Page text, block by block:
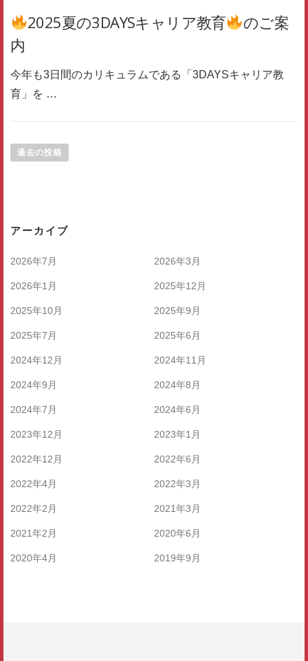
2025夏の3DAYSキャリア教育
のご案
内
今年も3日間のカリキュラムである「3DAYSキャリア教
育」を …
過去の投稿
アーカイブ
2026年7月 2026年3月
2026年1月 2025年12月
2025年10月 2025年9月
2025年7月 2025年6月
2024年12月 2024年11月
2024年9月 2024年8月
2024年7月 2024年6月
2023年12月 2023年1月
2022年12月 2022年6月
2022年4月 2022年3月
2022年2月 2021年3月
2021年2月 2020年6月
2020年4月 2019年9月